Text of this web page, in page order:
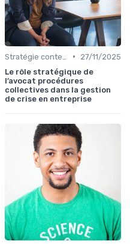
•
27/11/2025
Le rôle stratégique de
l’avocat procédures
collectives dans la gestion
de crise en entreprise